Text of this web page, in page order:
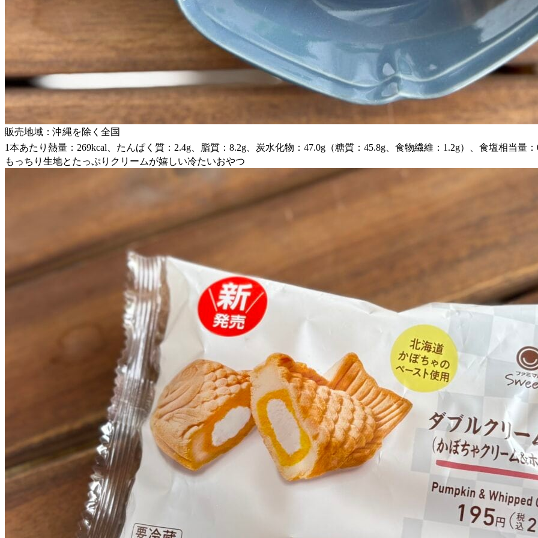
販売地域：沖縄を除く全国
1本あたり熱量：269kcal、たんぱく質：2.4g、脂質：8.2g、炭水化物：47.0g（糖質：45.8g、食物繊維：1.2g）、食塩相当量：
もっちり生地とたっぷりクリームが嬉しい冷たいおやつ